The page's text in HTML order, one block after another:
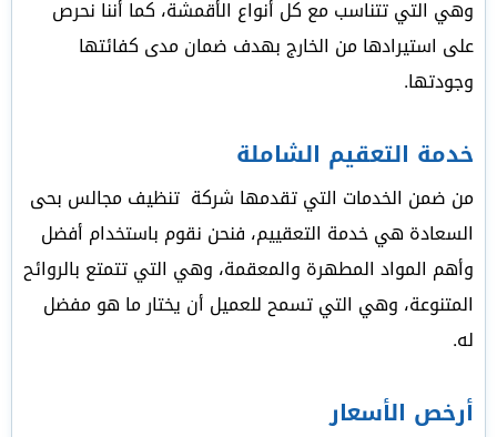
وهي التي تتناسب مع كل أنواع الأقمشة، كما أننا نحرص
على استيرادها من الخارج بهدف ضمان مدى كفائتها
وجودتها.
خدمة التعقيم الشاملة
من ضمن الخدمات التي تقدمها شركة تنظيف مجالس بحى
السعادة هي خدمة التعقييم، فنحن نقوم باستخدام أفضل
وأهم المواد المطهرة والمعقمة، وهي التي تتمتع بالروائح
المتنوعة، وهي التي تسمح للعميل أن يختار ما هو مفضل
له.
أرخص الأسعار